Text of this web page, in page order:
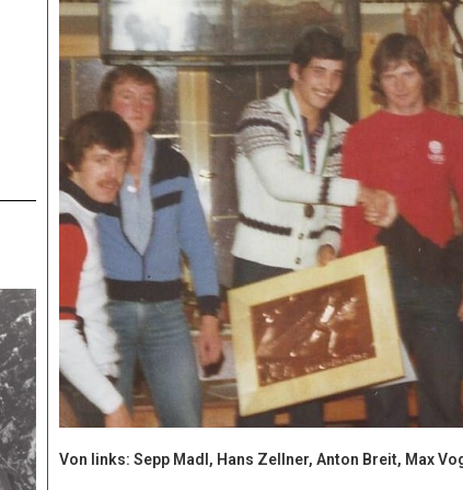
Von links: Sepp Madl, Hans Zellner, Anton Breit, Max